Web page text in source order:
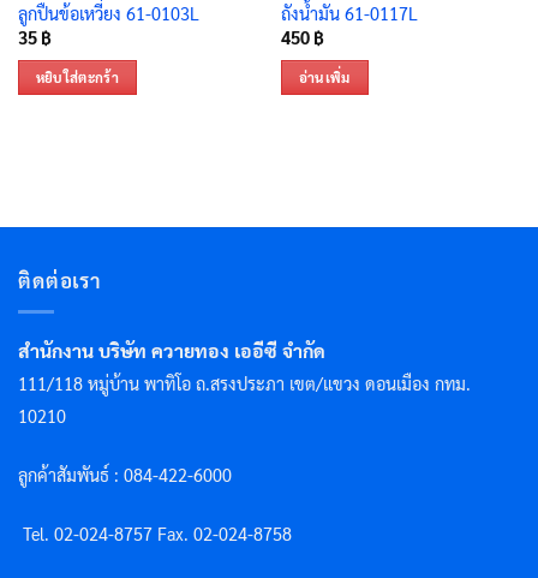
ลูกปืนข้อเหวี่ยง 61-0103L
35 ฿
หยิบใส่ตะกร้า
ถังน้ำมัน 61-0117L
450 ฿
อ่านเพิ่ม
ติดต่อเรา
สำนักงาน บริษัท ควายทอง เออีซี จำกัด
111/118 หมู่บ้าน พาทิโอ ถ.สรงประภา เขต/แขวง ดอนเมือง กทม.
10210
ลูกค้าสัมพันธ์ : 084-422-6000
Tel. 02-024-8757 Fax. 02-024-8758